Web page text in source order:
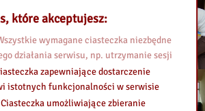
które akceptujesz:
wymagane ciasteczka niezbędne
działania serwisu, np. utrzymanie sesji
zapewniające dostarczenie
istotnych funkcjonalności w serwisie
umożliwiające zbieranie